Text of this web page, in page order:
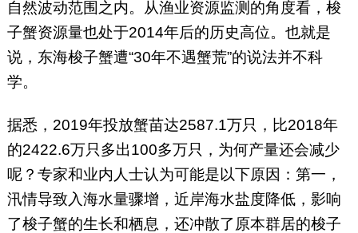
自然波动范围之内。从渔业资源监测的角度看，梭
子蟹资源量也处于2014年后的历史高位。也就是
说，东海梭子蟹遭“30年不遇蟹荒”的说法并不科
学。
据悉，2019年投放蟹苗达2587.1万只，比2018年
的2422.6万只多出100多万只，为何产量还会减少
呢？专家和业内人士认为可能是以下原因：第一，
汛情导致入海水量骤增，近岸海水盐度降低，影响
了梭子蟹的生长和栖息，还冲散了原本群居的梭子